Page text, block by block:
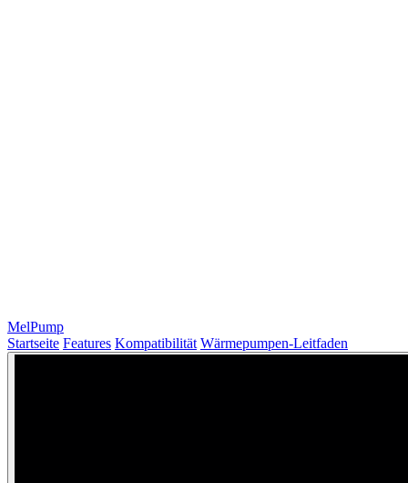
MelPump
Startseite Features Kompatibilität Wärmepumpen-Leitfaden